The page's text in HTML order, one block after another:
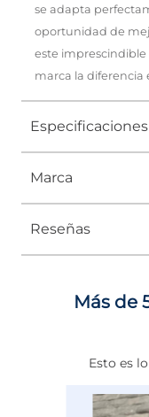
se adapta
oportunidad de
este imprescindible
marca la diferencia
Especificaciones
Tipo
Marca
Reseñas
Más de
Esto es